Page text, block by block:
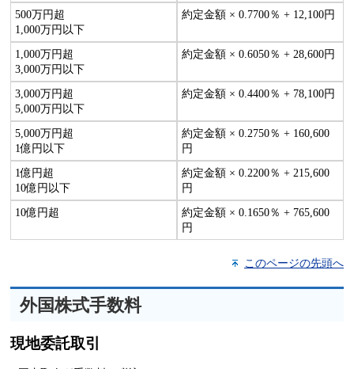
500万円超
1,000万円以下
約定金額 × 0.7700％ + 12,100円
1,000万円超
3,000万円以下
約定金額 × 0.6050％ + 28,600円
3,000万円超
5,000万円以下
約定金額 × 0.4400％ + 78,100円
5,000万円超
1億円以下
約定金額 × 0.2750％ + 160,600
円
1億円超
10億円以下
約定金額 × 0.2200％ + 215,600
円
10億円超
約定金額 × 0.1650％ + 765,600
円
このページの先頭へ
外国株式手数料
現地委託取引